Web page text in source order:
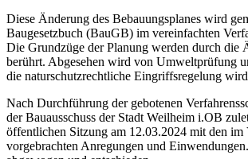
Diese Änderung des Bebauungsplanes wird
Baugesetzbuch (BauGB) im vereinfachten
Die Grundzüge der Planung werden durch die
berührt. Abgesehen wird von Umweltprüfung
die naturschutzrechtliche Eingriffsregelung
Nach Durchführung der gebotenen
der Bauausschuss der Stadt Weilheim i.OB
öffentlichen Sitzung am 12.03.2024 mit den im
vorgebrachten Anregungen und